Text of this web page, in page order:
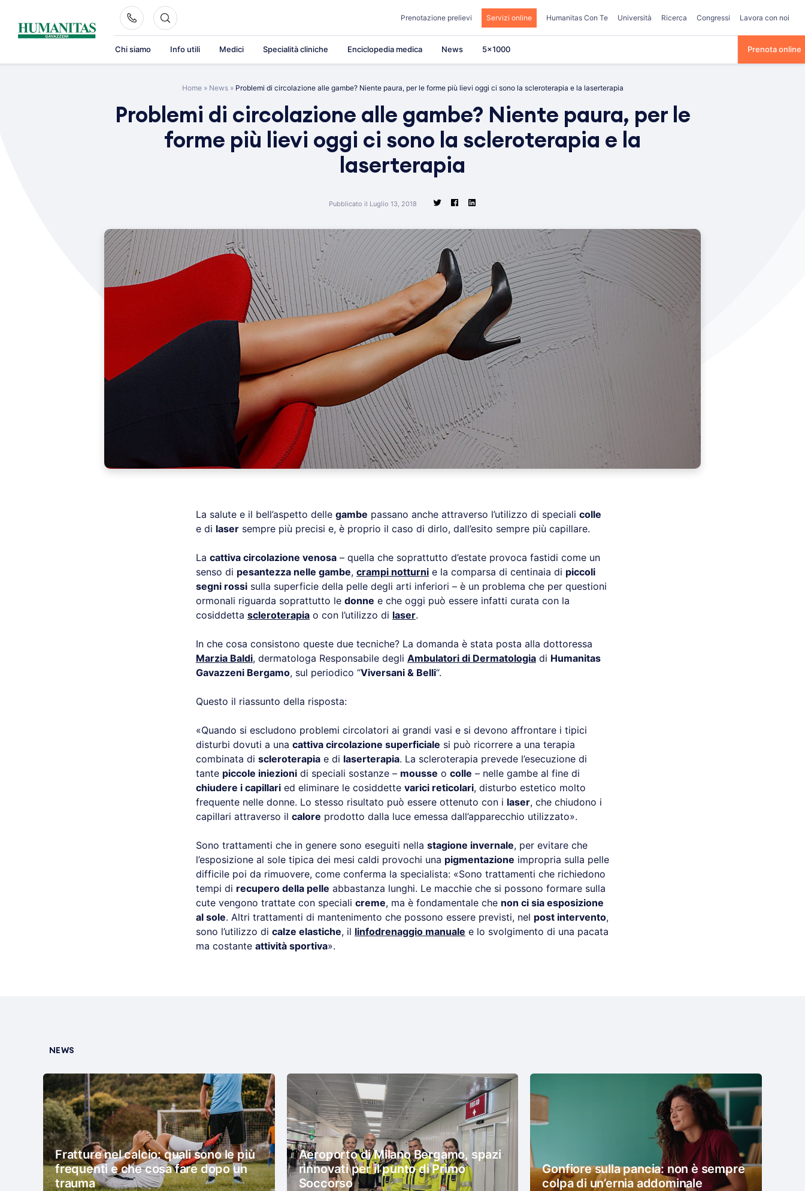
content
Prenotazione prelievi Servizi online Humanitas Con Te Università Ricerca Congressi Lavora con noi
Chi siamo Info utili Medici Specialità cliniche Enciclopedia medica News 5×1000 Prenota online
Home» News» Problemi di circolazione alle gambe? Niente paura, per le forme più lievi oggi ci sono la scleroterapia e la laserterapia
Problemi di circolazione alle gambe? Niente paura, per le
forme più lievi oggi ci sono la scleroterapia e la
laserterapia
Pubblicato il Luglio 13, 2018
La salute e il bell’aspetto delle gambe passano anche attraverso l’utilizzo di speciali colle
e di laser sempre più precisi e, è proprio il caso di dirlo, dall’esito sempre più capillare.
La cattiva circolazione venosa – quella che soprattutto d’estate provoca fastidi come un
senso di pesantezza nelle gambe, crampi notturni e la comparsa di centinaia di piccoli
segni rossi sulla superficie della pelle degli arti inferiori – è un problema che per questioni
ormonali riguarda soprattutto le donne e che oggi può essere infatti curata con la
cosiddetta scleroterapia o con l’utilizzo di laser.
In che cosa consistono queste due tecniche? La domanda è stata posta alla dottoressa
Marzia Baldi, dermatologa Responsabile degli Ambulatori di Dermatologia di Humanitas
Gavazzeni Bergamo, sul periodico “Viversani & Belli“.
Questo il riassunto della risposta:
«Quando si escludono problemi circolatori ai grandi vasi e si devono affrontare i tipici
disturbi dovuti a una cattiva circolazione superficiale si può ricorrere a una terapia
combinata di scleroterapia e di laserterapia. La scleroterapia prevede l’esecuzione di
tante piccole iniezioni di speciali sostanze – mousse o colle – nelle gambe al fine di
chiudere i capillari ed eliminare le cosiddette varici reticolari, disturbo estetico molto
frequente nelle donne. Lo stesso risultato può essere ottenuto con i laser, che chiudono i
capillari attraverso il calore prodotto dalla luce emessa dall’apparecchio utilizzato».
Sono trattamenti che in genere sono eseguiti nella stagione invernale, per evitare che
l’esposizione al sole tipica dei mesi caldi provochi una pigmentazione impropria sulla pelle
difficile poi da rimuovere, come conferma la specialista: «Sono trattamenti che richiedono
tempi di recupero della pelle abbastanza lunghi. Le macchie che si possono formare sulla
cute vengono trattate con speciali creme, ma è fondamentale che non ci sia esposizione
al sole. Altri trattamenti di mantenimento che possono essere previsti, nel post intervento,
sono l’utilizzo di calze elastiche, il linfodrenaggio manuale e lo svolgimento di una pacata
ma costante attività sportiva».
NEWS
Fratture nel calcio: quali sono le più
frequenti e che cosa fare dopo un
trauma
Aeroporto di Milano Bergamo, spazi
rinnovati per il punto di Primo
Soccorso
Gonfiore sulla pancia: non è sempre
colpa di un’ernia addominale